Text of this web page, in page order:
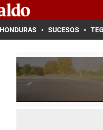
HONDURAS SUCESOS